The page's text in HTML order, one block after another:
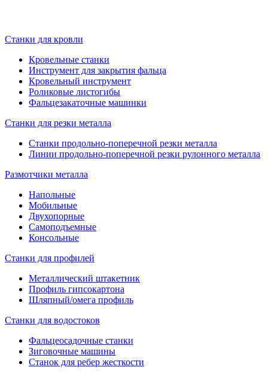
Станки для кровли
Кровельные станки
Инструмент для закрытия фальца
Кровельный инструмент
Роликовые листогибы
Фальцезакаточные машинки
Станки для резки металла
Станки продольно-поперечной резки металла
Линии продольно-поперечной резки рулонного металла
Размотчики металла
Напольные
Мобильные
Двухопорные
Самоподъемные
Консольные
Станки для профилей
Металлический штакетник
Профиль гипсокартона
Шляпный/омега профиль
Станки для водостоков
Фальцеосадочные станки
Зиговочные машины
Станок для ребер жесткости